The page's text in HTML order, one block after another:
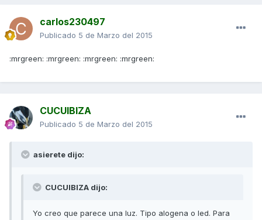
carlos230497
Publicado 5 de Marzo del 2015
:mrgreen: :mrgreen: :mrgreen: :mrgreen:
CUCUIBIZA
Publicado 5 de Marzo del 2015
asierete dijo:
CUCUIBIZA dijo:
Yo creo que parece una luz. Tipo alogena o led. Para